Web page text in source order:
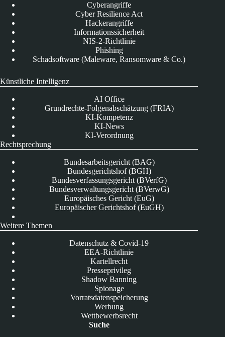
Cyberangriffe
Cyber Resilience Act
Hackerangriffe
Informationssicherheit
NIS-2-Richtlinie
Phishing
Schadsoftware (Maleware, Ransomware & Co.)
Künstliche Intelligenz
AI Office
Grundrechte-Folgenabschätzung (FRIA)
KI-Kompetenz
KI-News
KI-Verordnung
Rechtsprechung
Bundesarbeitsgericht (BAG)
Bundesgerichtshof (BGH)
Bundesverfassungsgericht (BVerfG)
Bundesverwaltungsgericht (BVerwG)
Europäisches Gericht (EuG)
Europäischer Gerichtshof (EuGH)
Weitere Themen
Datenschutz & Covid-19
EEA-Richtlinie
Kartellrecht
Presseprivileg
Shadow Banning
Spionage
Vorratsdatenspeicherung
Werbung
Wettbewerbsrecht
Suche